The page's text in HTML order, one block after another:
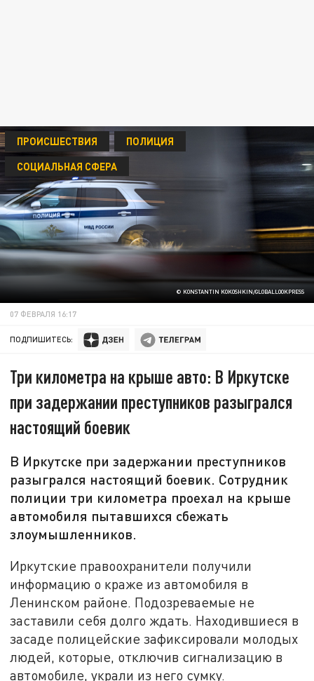
© KONSTANTIN KOKOSHKIN/GLOBALLOOKPRESS
ПРОИСШЕСТВИЯ
ПОЛИЦИЯ
СОЦИАЛЬНАЯ СФЕРА
07 ФЕВРАЛЯ 16:17
ПОДПИШИТЕСЬ:
Три километра на крыше авто: В Иркутске
при задержании преступников разыгрался
настоящий боевик
В Иркутске при задержании преступников
разыгрался настоящий боевик. Сотрудник
полиции три километра проехал на крыше
автомобиля пытавшихся сбежать
злоумышленников.
Иркутские правоохранители получили
информацию о краже из автомобиля в
Ленинском районе. Подозреваемые не
заставили себя долго ждать. Находившиеся в
засаде полицейские зафиксировали молодых
людей, которые, отключив сигнализацию в
автомобиле, украли из него сумку.